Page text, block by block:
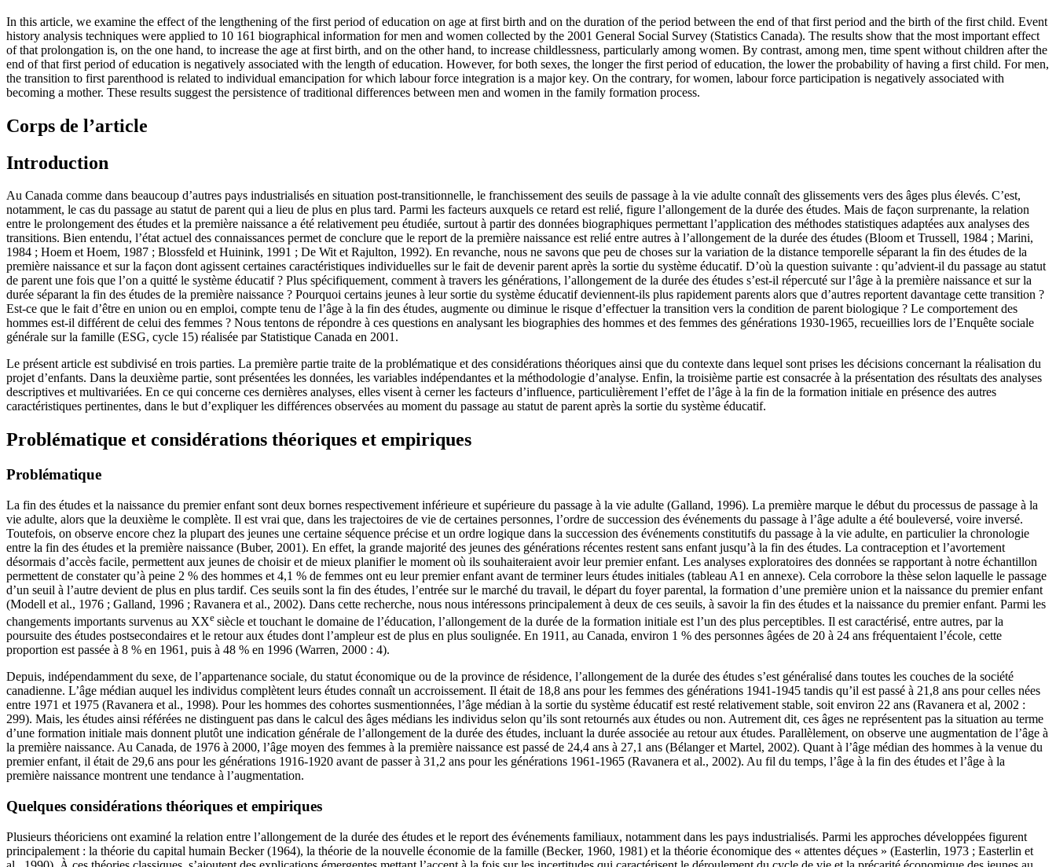
In this article, we examine the effect of the lengthening of the first period of education on age at first birth and on the duration of the period between the end of that first period and the birth of the first child. Event
history analysis techniques were applied to 10 161 biographical information for men and women collected by the 2001 General Social Survey (Statistics Canada). The results show that the most important effect
of that prolongation is, on the one hand, to increase the age at first birth, and on the other hand, to increase childlessness, particularly among women. By contrast, among men, time spent without children after the
end of that first period of education is negatively associated with the length of education. However, for both sexes, the longer the first period of education, the lower the probability of having a first child. For men,
the transition to first parenthood is related to individual emancipation for which labour force integration is a major key. On the contrary, for women, labour force participation is negatively associated with
becoming a mother. These results suggest the persistence of traditional differences between men and women in the family formation process.
Corps de l’article
Introduction
Au Canada comme dans beaucoup d’autres pays industrialisés en situation post-transitionnelle, le franchissement des seuils de passage à la vie adulte connaît des glissements vers des âges plus élevés. C’est,
notamment, le cas du passage au statut de parent qui a lieu de plus en plus tard. Parmi les facteurs auxquels ce retard est relié, figure l’allongement de la durée des études. Mais de façon surprenante, la relation
entre le prolongement des études et la première naissance a été relativement peu étudiée, surtout à partir des données biographiques permettant l’application des méthodes statistiques adaptées aux analyses des
transitions. Bien entendu, l’état actuel des connaissances permet de conclure que le report de la première naissance est relié entre autres à l’allongement de la durée des études (Bloom et Trussell, 1984 ; Marini,
1984 ; Hoem et Hoem, 1987 ; Blossfeld et Huinink, 1991 ; De Wit et Rajulton, 1992). En revanche, nous ne savons que peu de choses sur la variation de la distance temporelle séparant la fin des études de la
première naissance et sur la façon dont agissent certaines caractéristiques individuelles sur le fait de devenir parent après la sortie du système éducatif. D’où la question suivante : qu’advient-il du passage au statut
de parent une fois que l’on a quitté le système éducatif ? Plus spécifiquement, comment à travers les générations, l’allongement de la durée des études s’est-il répercuté sur l’âge à la première naissance et sur la
durée séparant la fin des études de la première naissance ? Pourquoi certains jeunes à leur sortie du système éducatif deviennent-ils plus rapidement parents alors que d’autres reportent davantage cette transition ?
Est-ce que le fait d’être en union ou en emploi, compte tenu de l’âge à la fin des études, augmente ou diminue le risque d’effectuer la transition vers la condition de parent biologique ? Le comportement des
hommes est-il différent de celui des femmes ? Nous tentons de répondre à ces questions en analysant les biographies des hommes et des femmes des générations 1930-1965, recueillies lors de l’Enquête sociale
générale sur la famille (ESG, cycle 15) réalisée par Statistique Canada en 2001.
Le présent article est subdivisé en trois parties. La première partie traite de la problématique et des considérations théoriques ainsi que du contexte dans lequel sont prises les décisions concernant la réalisation du
projet d’enfants. Dans la deuxième partie, sont présentées les données, les variables indépendantes et la méthodologie d’analyse. Enfin, la troisième partie est consacrée à la présentation des résultats des analyses
descriptives et multivariées. En ce qui concerne ces dernières analyses, elles visent à cerner les facteurs d’influence, particulièrement l’effet de l’âge à la fin de la formation initiale en présence des autres
caractéristiques pertinentes, dans le but d’expliquer les différences observées au moment du passage au statut de parent après la sortie du système éducatif.
Problématique et considérations théoriques et empiriques
Problématique
La fin des études et la naissance du premier enfant sont deux bornes respectivement inférieure et supérieure du passage à la vie adulte (Galland, 1996). La première marque le début du processus de passage à la
vie adulte, alors que la deuxième le complète. Il est vrai que, dans les trajectoires de vie de certaines personnes, l’ordre de succession des événements du passage à l’âge adulte a été bouleversé, voire inversé.
Toutefois, on observe encore chez la plupart des jeunes une certaine séquence précise et un ordre logique dans la succession des événements constitutifs du passage à la vie adulte, en particulier la chronologie
entre la fin des études et la première naissance (Buber, 2001). En effet, la grande majorité des jeunes des générations récentes restent sans enfant jusqu’à la fin des études. La contraception et l’avortement
désormais d’accès facile, permettent aux jeunes de choisir et de mieux planifier le moment où ils souhaiteraient avoir leur premier enfant. Les analyses exploratoires des données se rapportant à notre échantillon
permettent de constater qu’à peine 2 % des hommes et 4,1 % de femmes ont eu leur premier enfant avant de terminer leurs études initiales (tableau A1 en annexe). Cela corrobore la thèse selon laquelle le passage
d’un seuil à l’autre devient de plus en plus tardif. Ces seuils sont la fin des études, l’entrée sur le marché du travail, le départ du foyer parental, la formation d’une première union et la naissance du premier enfant
(Modell et al., 1976 ; Galland, 1996 ; Ravanera et al., 2002). Dans cette recherche, nous nous intéressons principalement à deux de ces seuils, à savoir la fin des études et la naissance du premier enfant. Parmi les
changements importants survenus au XXe siècle et touchant le domaine de l’éducation, l’allongement de la durée de la formation initiale est l’un des plus perceptibles. Il est caractérisé, entre autres, par la
poursuite des études postsecondaires et le retour aux études dont l’ampleur est de plus en plus soulignée. En 1911, au Canada, environ 1 % des personnes âgées de 20 à 24 ans fréquentaient l’école, cette
proportion est passée à 8 % en 1961, puis à 48 % en 1996 (Warren, 2000 : 4).
Depuis, indépendamment du sexe, de l’appartenance sociale, du statut économique ou de la province de résidence, l’allongement de la durée des études s’est généralisé dans toutes les couches de la société
canadienne. L’âge médian auquel les individus complètent leurs études connaît un accroissement. Il était de 18,8 ans pour les femmes des générations 1941-1945 tandis qu’il est passé à 21,8 ans pour celles nées
entre 1971 et 1975 (Ravanera et al., 1998). Pour les hommes des cohortes susmentionnées, l’âge médian à la sortie du système éducatif est resté relativement stable, soit environ 22 ans (Ravanera et al, 2002 :
299). Mais, les études ainsi référées ne distinguent pas dans le calcul des âges médians les individus selon qu’ils sont retournés aux études ou non. Autrement dit, ces âges ne représentent pas la situation au terme
d’une formation initiale mais donnent plutôt une indication générale de l’allongement de la durée des études, incluant la durée associée au retour aux études. Parallèlement, on observe une augmentation de l’âge à
la première naissance. Au Canada, de 1976 à 2000, l’âge moyen des femmes à la première naissance est passé de 24,4 ans à 27,1 ans (Bélanger et Martel, 2002). Quant à l’âge médian des hommes à la venue du
premier enfant, il était de 29,6 ans pour les générations 1916-1920 avant de passer à 31,2 ans pour les générations 1961-1965 (Ravanera et al., 2002). Au fil du temps, l’âge à la fin des études et l’âge à la
première naissance montrent une tendance à l’augmentation.
Quelques considérations théoriques et empiriques
Plusieurs théoriciens ont examiné la relation entre l’allongement de la durée des études et le report des événements familiaux, notamment dans les pays industrialisés. Parmi les approches développées figurent
principalement : la théorie du capital humain Becker (1964), la théorie de la nouvelle économie de la famille (Becker, 1960, 1981) et la théorie économique des « attentes déçues » (Easterlin, 1973 ; Easterlin et